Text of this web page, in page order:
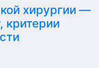
хирургии —
критерии